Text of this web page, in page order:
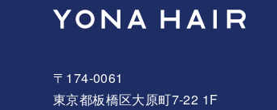
〒174-0061
東京都板橋区大原町7-22 1F